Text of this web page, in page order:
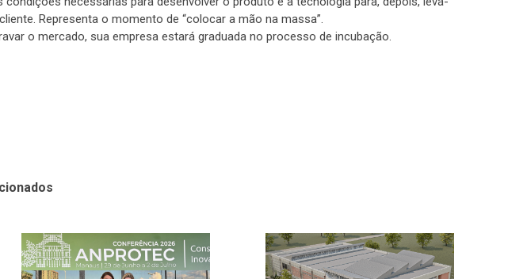
Representa o momento de “colocar a mão na massa”.
o mercado, sua empresa estará graduada no processo de incubação.